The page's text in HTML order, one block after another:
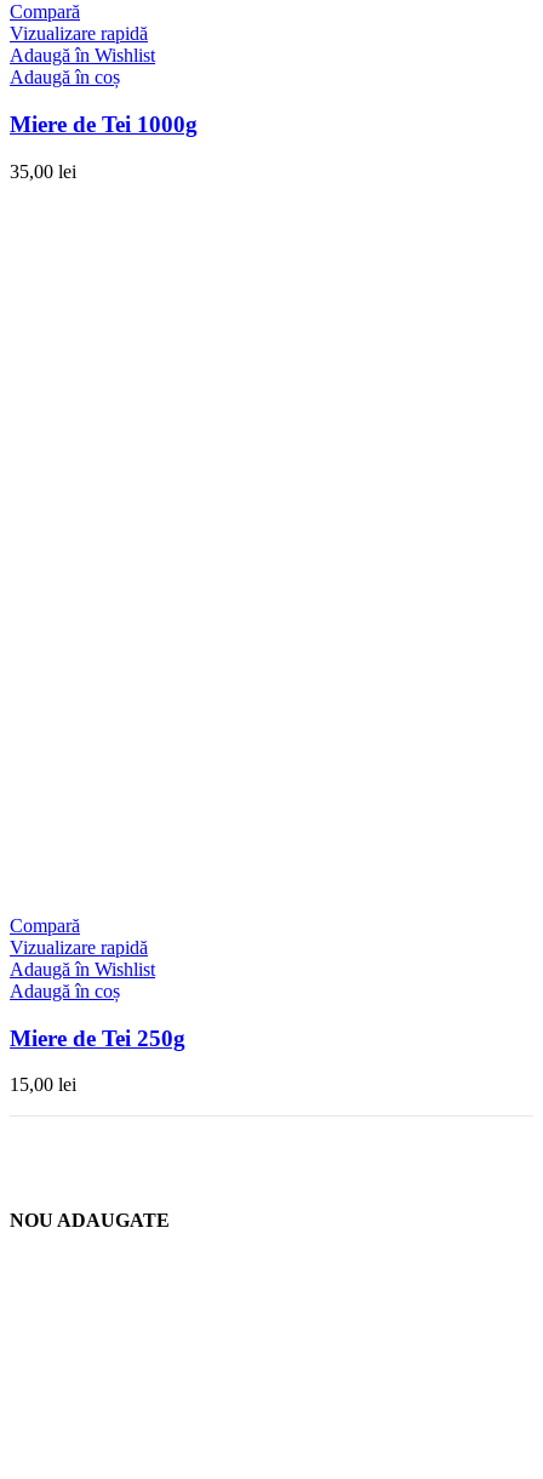
Compară
Vizualizare rapidă
Adaugă în Wishlist
Adaugă în coș
Miere de Tei 1000g
35,00 lei
Compară
Vizualizare rapidă
Adaugă în Wishlist
Adaugă în coș
Miere de Tei 250g
15,00 lei
NOU ADAUGATE